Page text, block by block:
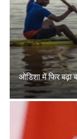
ओडिशा में फिर बढ़ा